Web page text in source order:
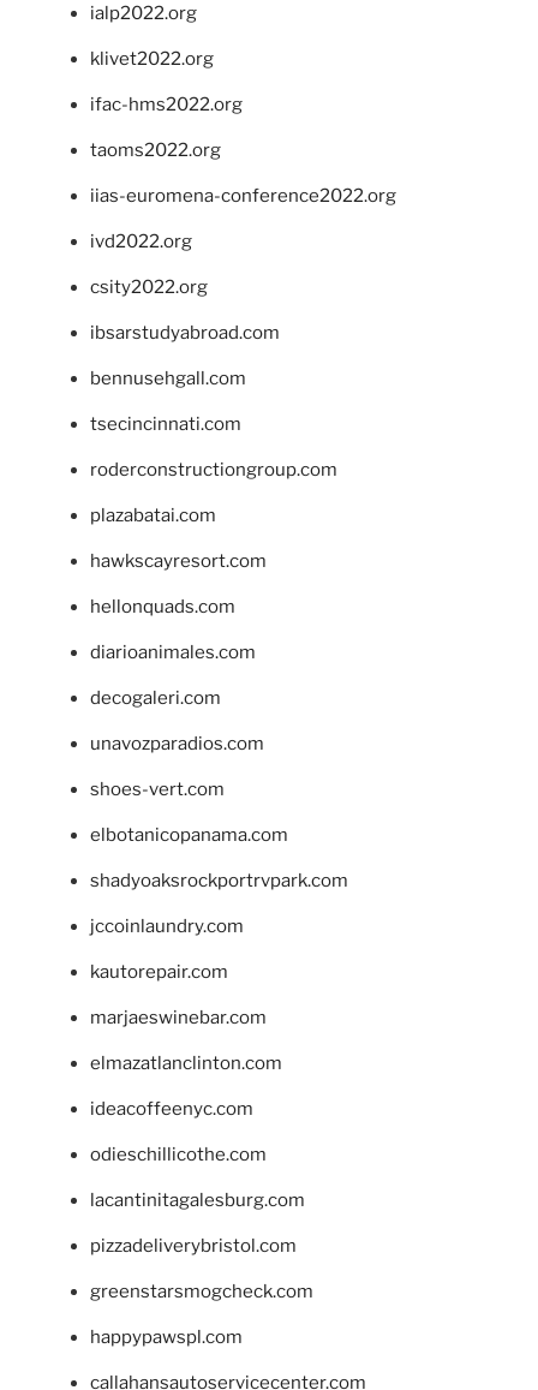
ialp2022.org
klivet2022.org
ifac-hms2022.org
taoms2022.org
iias-euromena-conference2022.org
ivd2022.org
csity2022.org
ibsarstudyabroad.com
bennusehgall.com
tsecincinnati.com
roderconstructiongroup.com
plazabatai.com
hawkscayresort.com
hellonquads.com
diarioanimales.com
decogaleri.com
unavozparadios.com
shoes-vert.com
elbotanicopanama.com
shadyoaksrockportrvpark.com
jccoinlaundry.com
kautorepair.com
marjaeswinebar.com
elmazatlanclinton.com
ideacoffeenyc.com
odieschillicothe.com
lacantinitagalesburg.com
pizzadeliverybristol.com
greenstarsmogcheck.com
happypawspl.com
callahansautoservicecenter.com